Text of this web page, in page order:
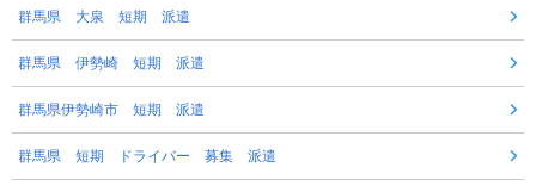
群馬県 大泉 短期 派遣
群馬県 伊勢崎 短期 派遣
群馬県伊勢崎市 短期 派遣
群馬県 短期 ドライバー 募集 派遣